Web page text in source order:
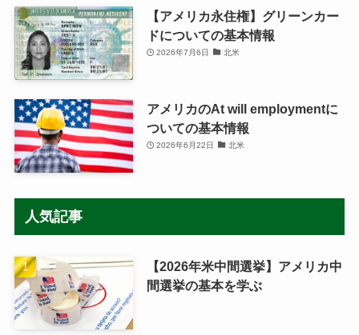
【アメリカ永住権】グリーンカー
ドについての基本情報
2026年7月6日 北米
アメリカのAt will employmentに
ついての基本情報
2026年6月22日 北米
人気記事
【2026年米中間選挙】アメリカ中
間選挙の基本を学ぶ